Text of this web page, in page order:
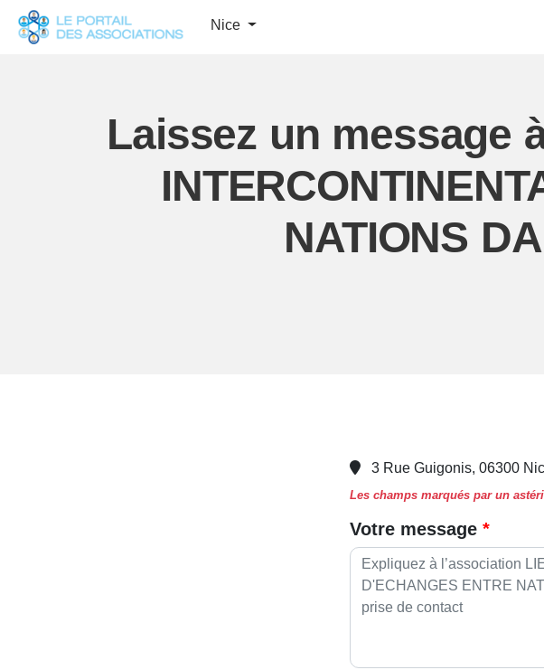
Nice
Laissez un message
NATIONS
3 Rue Guigonis, 06300
Les champs marqués par un
Votre message
Panneau de gestion des cookies